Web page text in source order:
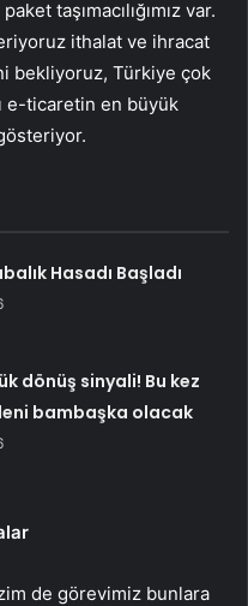
taşımacılığımız var.
ithalat ve ihracat
bekliyoruz, Türkiye çok
e-ticaretin en büyük
Hasadı Başladı
dönüş sinyali! Bu kez
bambaşka olacak
de görevimiz bunlara